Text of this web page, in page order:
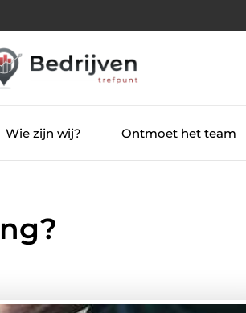
Wie zijn wij? Ontmoet het team